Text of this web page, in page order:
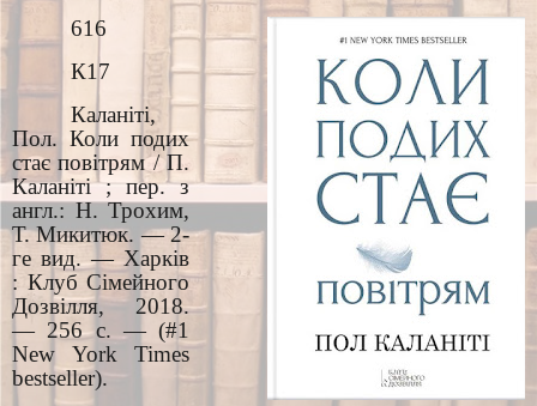
616
К17
Каланіті,
Пол. Коли подих
стає повітрям / П.
Каланіті ; пер. з
англ.: Н. Трохим,
Т. Микитюк. — 2-
ге вид. — Харків
: Клуб Сімейного
Дозвілля, 2018.
— 256 с. — (#1
New York Times
bestseller).